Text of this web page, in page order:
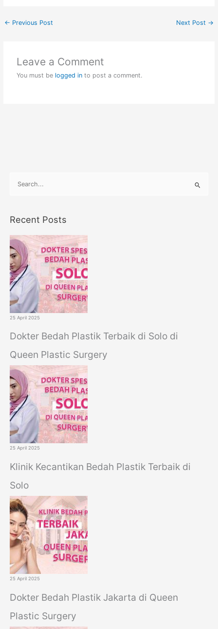
← Previous Post Next Post →
Leave a Comment
You must be logged in to post a comment.
r
c
h
f
o
r
Recent Posts
25 April 2025
Dokter Bedah Plastik Terbaik di Solo di
Queen Plastic Surgery
25 April 2025
Klinik Kecantikan Bedah Plastik Terbaik di
Solo
25 April 2025
Dokter Bedah Plastik Jakarta di Queen
Plastic Surgery